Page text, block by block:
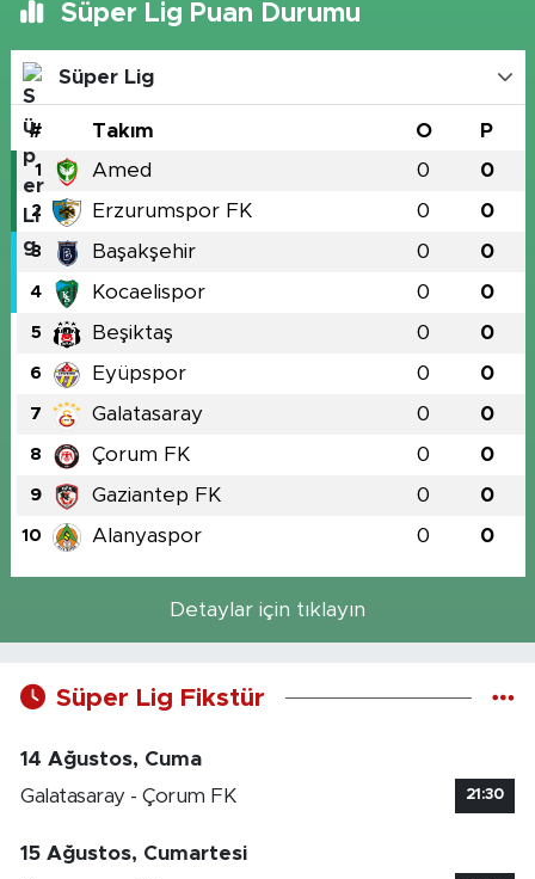
Süper Lig Puan Durumu
Süper Lig
# Takım O P
1 Amed 0 0
2 Erzurumspor FK 0 0
3 Başakşehir 0 0
4 Kocaelispor 0 0
5 Beşiktaş 0 0
6 Eyüpspor 0 0
7 Galatasaray 0 0
8 Çorum FK 0 0
9 Gaziantep FK 0 0
10 Alanyaspor 0 0
Detaylar için tıklayın
Süper Lig Fikstür
14 Ağustos, Cuma
Galatasaray - Çorum FK
21:30
15 Ağustos, Cumartesi